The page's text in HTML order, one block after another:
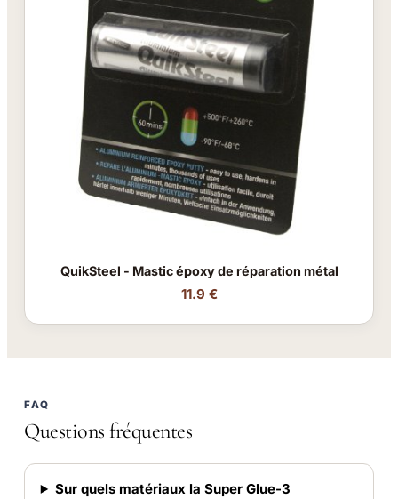
QuikSteel - Mastic époxy de réparation métal
11.9 €
FAQ
Questions fréquentes
Sur quels matériaux la Super Glue-3